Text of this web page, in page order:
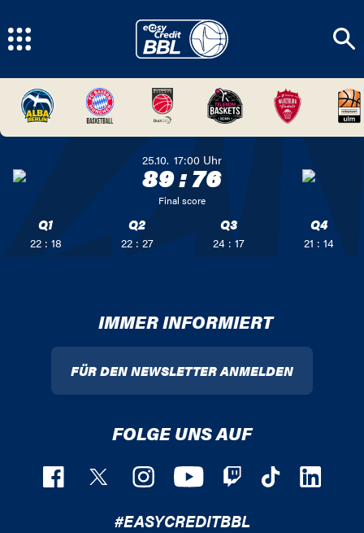
25.10. 17:00 Uhr
89:76
Final score
Q1
22 : 18
Q2
22 : 27
Q3
24 : 17
Q4
21 : 14
IMMER INFORMIERT
FÜR DEN NEWSLETTER ANMELDEN
FOLGE UNS AUF
#EASYCREDITBBL